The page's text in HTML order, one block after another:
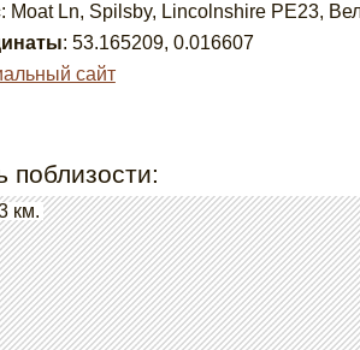
: Moat Ln, Spilsby, Lincolnshire PE23,
: 53.165209, 0.016607
сайт
поблизости:
км.